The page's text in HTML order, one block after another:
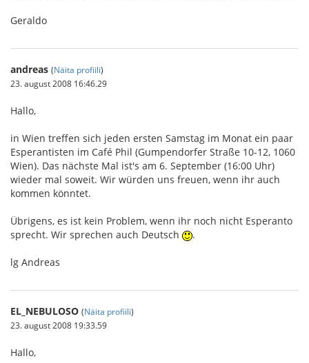
Geraldo
andreas (Näita profiili)
23. august 2008 16:46.29
Hallo,
in Wien treffen sich jeden ersten Samstag im Monat ein paar
Esperantisten im Café Phil (Gumpendorfer Straße 10-12, 1060
Wien). Das nächste Mal ist's am 6. September (16:00 Uhr)
wieder mal soweit. Wir würden uns freuen, wenn ihr auch
kommen könntet.
Übrigens, es ist kein Problem, wenn ihr noch nicht Esperanto
sprecht. Wir sprechen auch Deutsch
.
lg Andreas
EL_NEBULOSO (Näita profiili)
23. august 2008 19:33.59
Hallo,